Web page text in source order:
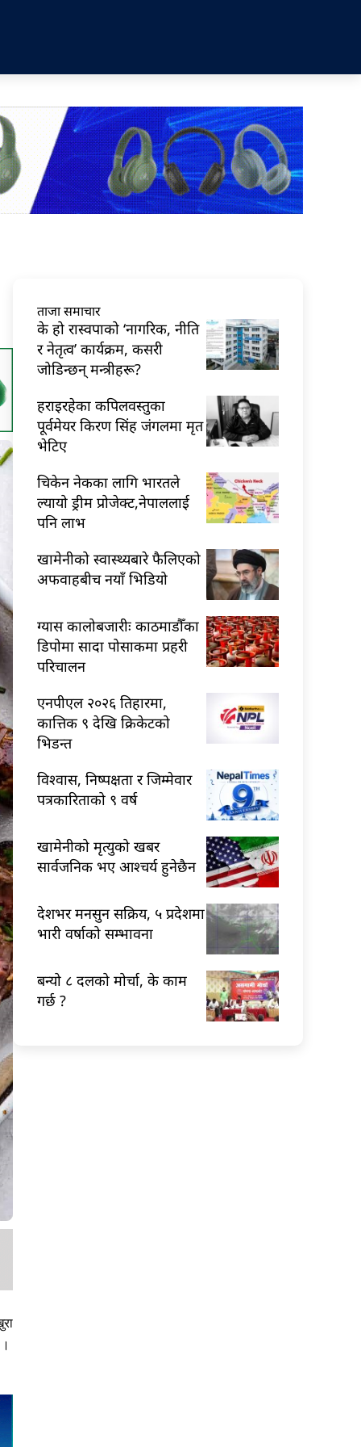
ताजा समाचार
के हो रास्वपाको ‘नागरिक, नीति
र नेतृत्व’ कार्यक्रम, कसरी
जोडिन्छन् मन्त्रीहरू?
हराइरहेका कपिलवस्तुका
पूर्वमेयर किरण सिंह जंगलमा मृत
भेटिए
चिकेन नेकका लागि भारतले
ल्यायो ड्रीम प्रोजेक्ट,नेपाललाई
पनि लाभ
खामेनीको स्वास्थ्यबारे फैलिएको
अफवाहबीच नयाँ भिडियो
ग्यास कालोबजारीः काठमाडौँका
डिपोमा सादा पोसाकमा प्रहरी
परिचालन
एनपीएल २०२६ तिहारमा,
कात्तिक ९ देखि क्रिकेटको
भिडन्त
विश्वास, निष्पक्षता र जिम्मेवार
पत्रकारिताको ९ वर्ष
खामेनीको मृत्युको खबर
सार्वजनिक भए आश्चर्य हुनेछैन
देशभर मनसुन सक्रिय, ५ प्रदेशमा
भारी वर्षाको सम्भावना
बन्यो ८ दलको मोर्चा, के काम
गर्छ ?